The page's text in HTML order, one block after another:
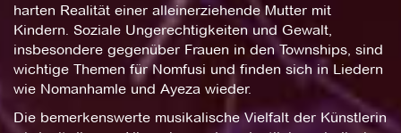
harten Realität einer alleinerziehende Mutter mit
Kindern. Soziale Ungerechtigkeiten und Gewalt,
insbesondere gegenüber Frauen in den Townships, sind
wichtige Themen für Nomfusi und finden sich in Liedern
wie Nomanhamle und Ayeza wieder.
Die bemerkenswerte musikalische Vielfalt der Künstlerin